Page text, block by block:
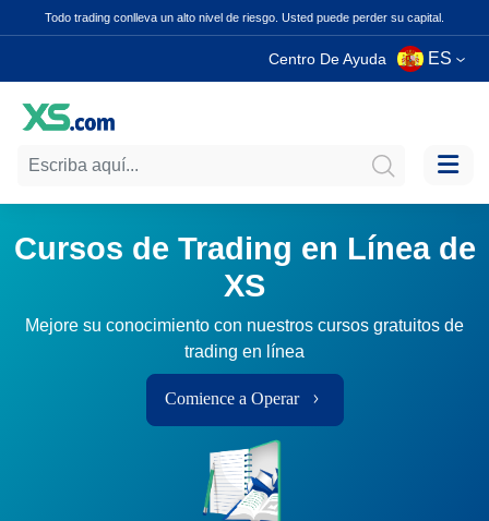
Todo trading conlleva un alto nivel de riesgo. Usted puede perder su capital.
Centro De Ayuda ES
Cursos de Trading en Línea de
XS
Mejore su conocimiento con nuestros cursos gratuitos de
trading en línea
Comience a Operar